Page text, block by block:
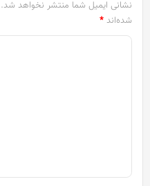
نشانی ایمیل شما منتشر نخواهد شد.
شده‌اند *